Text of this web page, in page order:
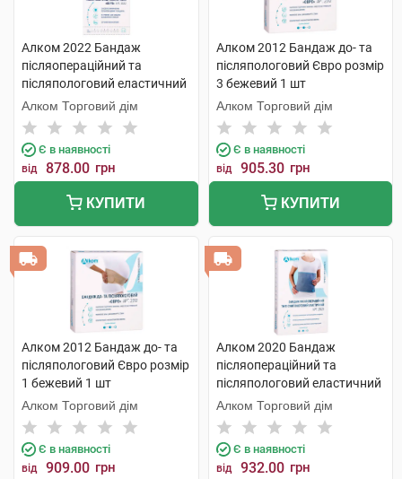
Алком 2022 Бандаж
післяопераційний та
післяпологовий еластичний
Євро розмір 7 1 шт
Алком Торговий дім
Є в наявності
від 878.00 грн
КУПИТИ
Алком 2012 Бандаж до- та
післяпологовий Євро розмір
3 бежевий 1 шт
Алком Торговий дім
Є в наявності
від 905.30 грн
КУПИТИ
Алком 2012 Бандаж до- та
післяпологовий Євро розмір
1 бежевий 1 шт
Алком Торговий дім
Є в наявності
від 909.00 грн
Алком 2020 Бандаж
післяопераційний та
післяпологовий еластичний
розмір 3 1 шт
Алком Торговий дім
Є в наявності
від 932.00 грн